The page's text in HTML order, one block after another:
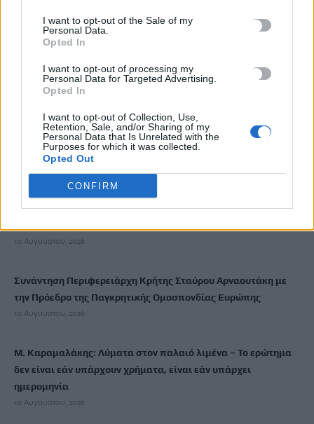
I want to opt-out of the Sale of my
Personal Data.
Opted In
I want to opt-out of processing my
Personal Data for Targeted Advertising.
Opted In
I want to opt-out of Collection, Use,
Retention, Sale, and/or Sharing of my
Personal Data that Is Unrelated with the
Purposes for which it was collected.
Opted Out
CONFIRM
10 Αυγούστου, 2026
Κολύμβηση: Πανελλήνιο ρεκόρ για την Εθνική 4×200μ.
ελεύθερο – Ιστορική επίδοση από τον Μάρκο
10 Αυγούστου, 2026
Το Φεστιβάλ της Περιφέρειας Κρήτης παρουσιάζει το Ρεσιτάλ
πιάνου Wolfgang Amadeus Mozart
Πολύ υψηλός ο κίνδυνος πυρκαγιάς αύριο για πέντε
10 Αυγούστου, 2026
Συνάντηση Περιφερειάρχη Κρήτης Σταύρου Αρναουτάκη με
την Πρόεδρο της Παγκρητικής Ομοσπονδίας Ευρώπης
10 Αυγούστου, 2026
Μ. Καραμαλάκης: Λύματα στον παλαιό λιμένα – Το ερώτημα
δεν είναι εάν υπάρχουν χρήματα, είναι εάν υπάρχει
ημερομηνία
10 Αυγούστου, 2026